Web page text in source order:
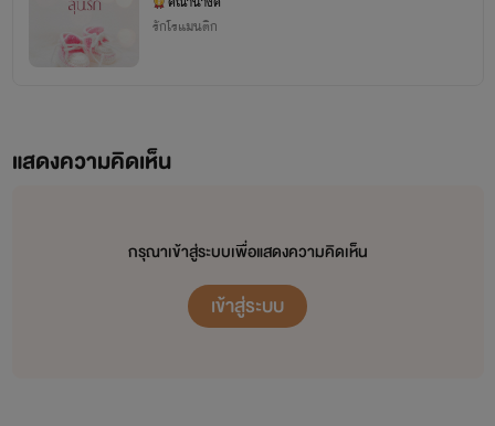
รักโรแมนติก
แสดงความคิดเห็น
กรุณาเข้าสู่ระบบเพื่อแสดงความคิดเห็น
เข้าสู่ระบบ